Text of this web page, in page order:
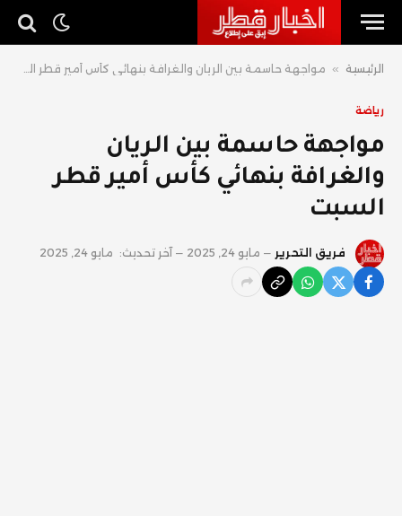
الرئيسية » مواجهة حاسمة بين الريان والغرافة بنهائي كأس أمير قطر السبت
رياضة
مواجهة حاسمة بين الريان
والغرافة بنهائي كأس أمير قطر
السبت
فريق التحرير مايو 24, 2025 آخر تحديث: مايو 24, 2025